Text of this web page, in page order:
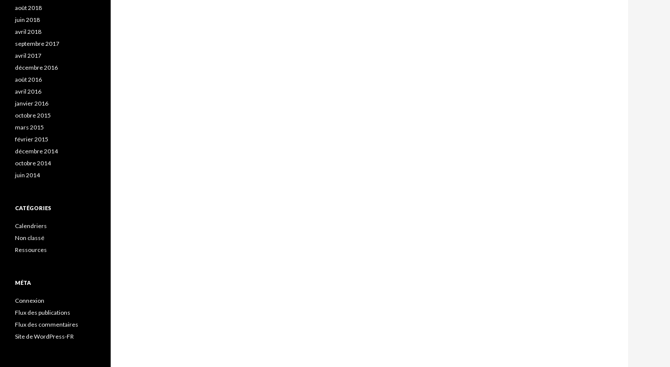
août 2018
juin 2018
avril 2018
septembre 2017
avril 2017
décembre 2016
août 2016
avril 2016
janvier 2016
octobre 2015
mars 2015
février 2015
décembre 2014
octobre 2014
juin 2014
CATÉGORIES
Calendriers
Non classé
Ressources
MÉTA
Connexion
Flux des publications
Flux des commentaires
Site de WordPress-FR